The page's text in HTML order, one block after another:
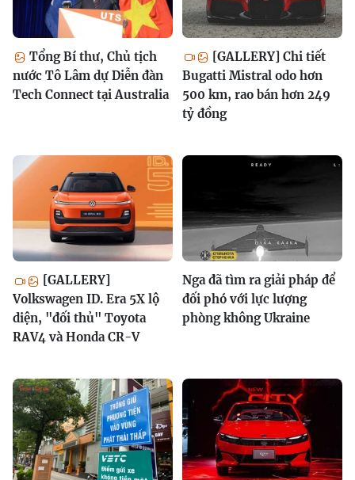
Tổng Bí thư, Chủ tịch
nước Tô Lâm dự Diễn đàn
Tech Connect tại Australia
[GALLERY] Chi tiết
Bugatti Mistral odo hơn
500 km, rao bán hơn 249
tỷ đồng
[GALLERY]
Volkswagen ID. Era 5X lộ
diện, "đối thủ" Toyota
RAV4 và Honda CR-V
Nga đã tìm ra giải pháp để
đối phó với lực lượng
phòng không Ukraine